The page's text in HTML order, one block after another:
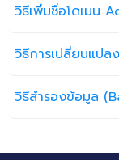
วิธีเพิ่มชื่อโดเมน
วิธีการเปลี่ยนแป
วิธีสำรองข้อมูล